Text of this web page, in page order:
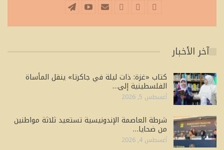
آخر الأخبار
كتاب «غزة: ذات ليلة في جاكرتا» ينقل المأساة
الفلسطينية إلى…
أغسطس 5, 2026
شرطة العاصمة الإندونيسية تستعيد ثلاثة مواطنين
من ضحايا…
أغسطس 4, 2026